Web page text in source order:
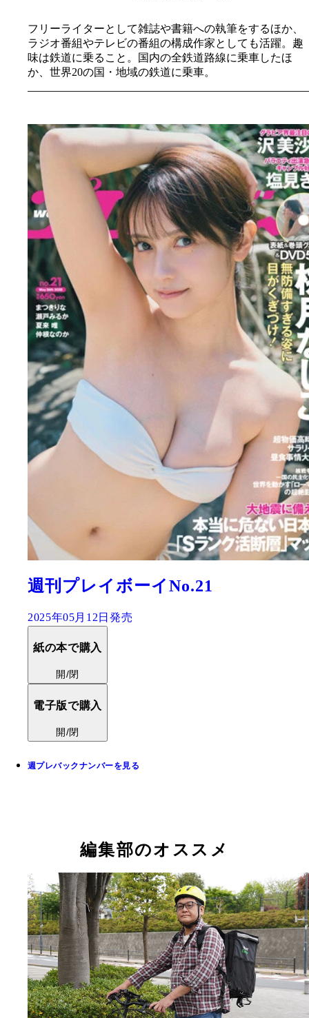
フリーライターとして雑誌や書籍への執筆をするほか、
ラジオ番組やテレビの番組の構成作家としても活躍。趣
味は鉄道に乗ること。国内の全鉄道路線に乗車したほ
か、世界20の国・地域の鉄道に乗車。
週刊プレイボーイNo.21
2025年05月12日発売
紙の本で購入
開/閉
電子版で購入
開/閉
週プレバックナンバーを見る
編集部のオススメ